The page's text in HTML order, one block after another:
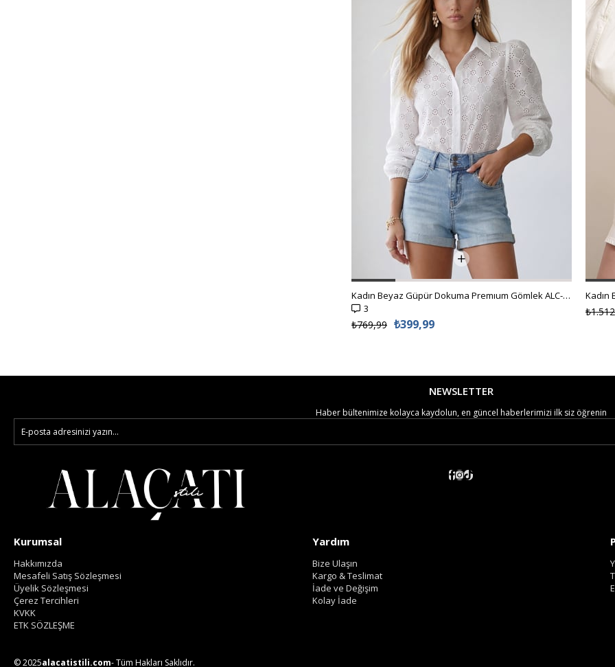
Kadın Beyaz Güpür Dokuma Premıum Gömlek ALC-X4366
3
₺399,99
₺769,99
NEWSLETTER
Haber bültenimize kolayca kaydolun, en güncel haberlerimizi ilk siz öğrenin
Kurumsal
Hakkımızda
Mesafeli Satış Sözleşmesi
Üyelik Sözleşmesi
Çerez Tercihleri
KVKK
ETK SÖZLEŞME
Yardım
Bize Ulaşın
Kargo & Teslimat
İade ve Değişim
Kolay İade
© 2025alacatistili.com- Tüm Hakları Saklıdır.